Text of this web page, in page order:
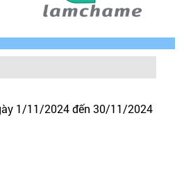
1/11/2024 đến 30/11/2024